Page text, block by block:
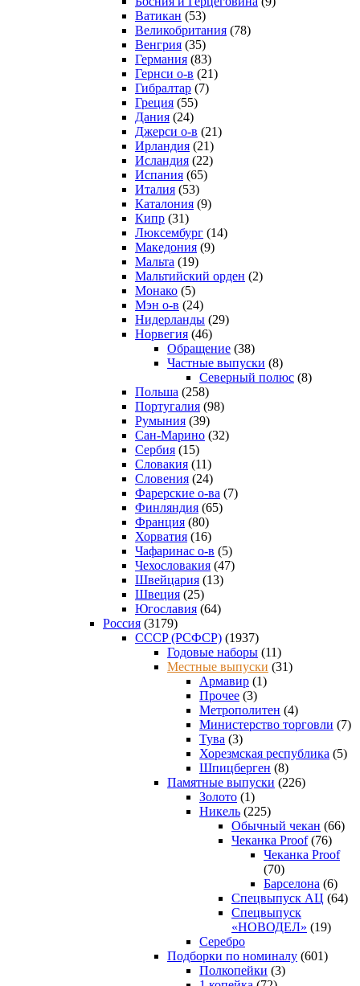
Ватикан (53)
Великобритания (78)
Венгрия (35)
Германия (83)
Гернси о-в (21)
Гибралтар (7)
Греция (55)
Дания (24)
Джерси о-в (21)
Ирландия (21)
Исландия (22)
Испания (65)
Италия (53)
Каталония (9)
Кипр (31)
Люксембург (14)
Македония (9)
Мальта (19)
Мальтийский орден (2)
Монако (5)
Мэн о-в (24)
Нидерланды (29)
Норвегия (46)
Обращение (38)
Частные выпуски (8)
Северный полюс (8)
Польша (258)
Португалия (98)
Румыния (39)
Сан-Марино (32)
Сербия (15)
Словакия (11)
Словения (24)
Фарерские о-ва (7)
Финляндия (65)
Франция (80)
Хорватия (16)
Чафаринас о-в (5)
Чехословакия (47)
Швейцария (13)
Швеция (25)
Югославия (64)
Россия (3179)
CCCP (РСФСР) (1937)
Годовые наборы (11)
Местные выпуски (31)
Армавир (1)
Прочее (3)
Метрополитен (4)
Министерство торговли (7)
Тува (3)
Хорезмская республика (5)
Шпицберген (8)
Памятные выпуски (226)
Золото (1)
Никель (225)
Обычный чекан (66)
Чеканка Proof(76)
Чеканка Proof
(70)
Барселона (6)
Спецвыпуск АЦ (64)
Спецвыпуск
«НОВОДЕЛ» (19)
Серебро
Подборки по номиналу (601)
Полкопейки (3)